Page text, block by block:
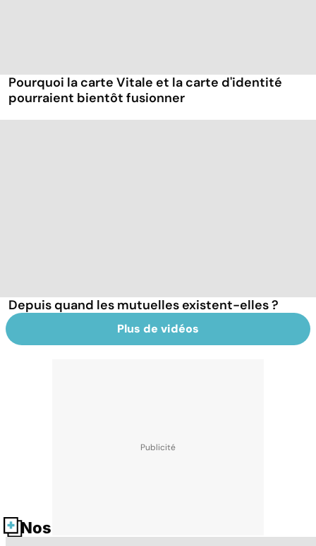
Pourquoi la carte Vitale et la carte d'identité
pourraient bientôt fusionner
Depuis quand les mutuelles existent-elles ?
Plus de vidéos
Nos fiches santé